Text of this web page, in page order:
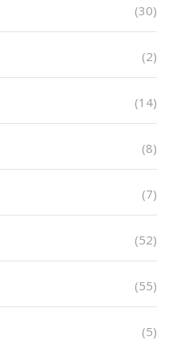
(30)
(2)
(14)
(8)
(7)
(52)
(55)
(5)